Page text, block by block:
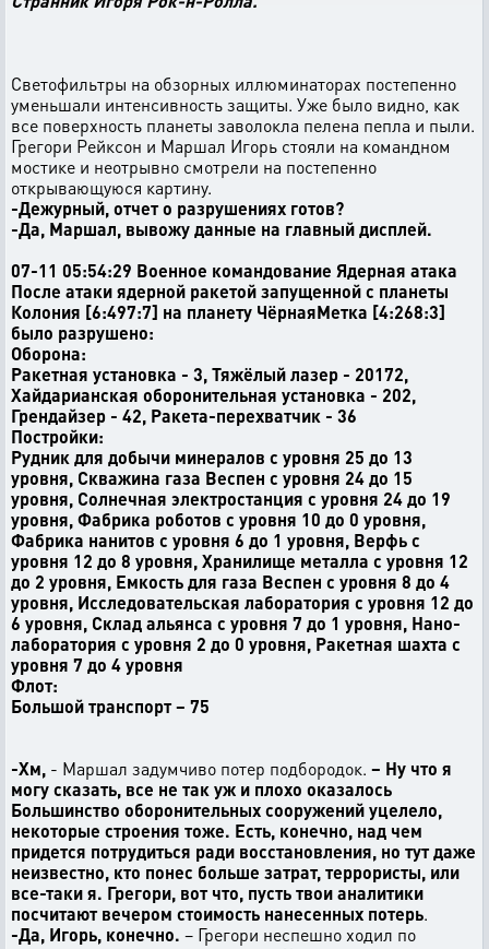
Светофильтры на обзорных иллюминаторах постепенно
уменьшали интенсивность защиты. Уже было видно, как
все поверхность планеты заволокла пелена пепла и пыли.
Грегори Рейксон и Маршал Игорь стояли на командном
мостике и неотрывно смотрели на постепенно
открывающуюся картину.
-Дежурный, отчет о разрушениях готов?
-Да, Маршал, вывожу данные на главный дисплей.
07-11 05:54:29 Военное командование Ядерная атака
После атаки ядерной ракетой запущенной с планеты
Колония [6:497:7] на планету ЧёрнаяМетка [4:268:3]
было разрушено:
Оборона:
Ракетная установка - 3, Тяжёлый лазер - 20172,
Хайдарианская оборонительная установка - 202,
Грендайзер - 42, Ракета-перехватчик - 36
Постройки:
Рудник для добычи минералов с уровня 25 до 13
уровня, Скважина газа Веспен с уровня 24 до 15
уровня, Солнечная электростанция с уровня 24 до 19
уровня, Фабрика роботов с уровня 10 до 0 уровня,
Фабрика нанитов с уровня 6 до 1 уровня, Верфь с
уровня 12 до 8 уровня, Хранилище металла с уровня 12
до 2 уровня, Емкость для газа Веспен с уровня 8 до 4
уровня, Исследовательская лаборатория с уровня 12 до
6 уровня, Склад альянса с уровня 7 до 1 уровня, Нано-
лаборатория с уровня 2 до 0 уровня, Ракетная шахта с
уровня 7 до 4 уровня
Флот:
Большой транспорт – 75
-Хм, - Маршал задумчиво потер подбородок. – Ну что я
могу сказать, все не так уж и плохо оказалось
Большинство оборонительных сооружений уцелело,
некоторые строения тоже. Есть, конечно, над чем
придется потрудиться ради восстановления, но тут даже
неизвестно, кто понес больше затрат, террористы, или
все-таки я. Грегори, вот что, пусть твои аналитики
посчитают вечером стоимость нанесенных потерь.
-Да, Игорь, конечно. – Грегори неспешно ходил по